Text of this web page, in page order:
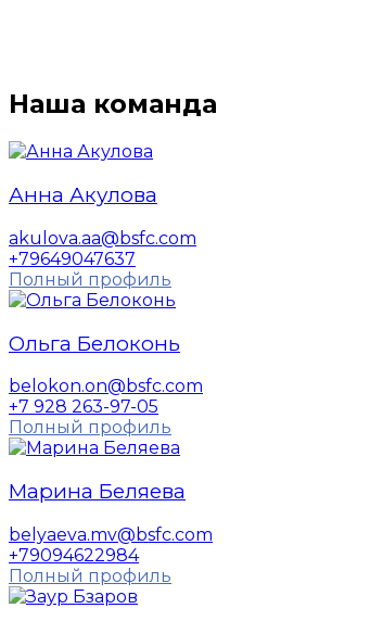
Наша команда
Анна Акулова
akulova.aa@bsfc.com
+79649047637
Полный профиль
Ольга Белоконь
belokon.on@bsfc.com
+7 928 263-97-05
Полный профиль
Марина Беляева
belyaeva.mv@bsfc.com
+79094622984
Полный профиль